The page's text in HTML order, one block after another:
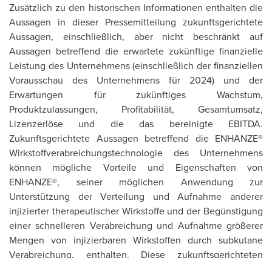
Zusätzlich zu den historischen Informationen enthalten die
Aussagen in dieser Pressemitteilung zukunftsgerichtete
Aussagen, einschließlich, aber nicht beschränkt auf
Aussagen betreffend die erwartete zukünftige finanzielle
Leistung des Unternehmens (einschließlich der finanziellen
Vorausschau des Unternehmens für 2024) und der
Erwartungen für zukünftiges Wachstum,
Produktzulassungen, Profitabilität, Gesamtumsatz,
Lizenzerlöse und die das bereinigte EBITDA.
Zukunftsgerichtete Aussagen betreffend die ENHANZE®
Wirkstoffverabreichungstechnologie des Unternehmens
können mögliche Vorteile und Eigenschaften von
ENHANZE®, seiner möglichen Anwendung zur
Unterstützung der Verteilung und Aufnahme anderer
injizierter therapeutischer Wirkstoffe und der Begünstigung
einer schnelleren Verabreichung und Aufnahme größerer
Mengen von injizierbaren Wirkstoffen durch subkutane
Verabreichung, enthalten. Diese zukunftsgerichteten